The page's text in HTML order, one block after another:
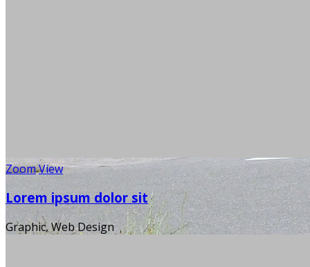
Mann,
ZoomView
Lorem ipsum dolor sit
Graphic, Web Design